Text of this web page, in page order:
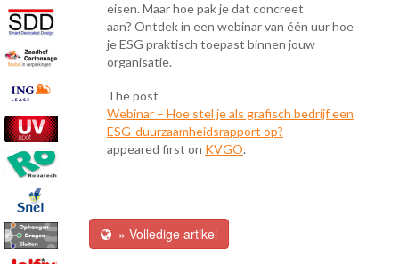
eisen. Maar hoe pak je dat concreet
aan? Ontdek in een webinar van één uur hoe
je ESG praktisch toepast binnen jouw
organisatie.
The post
Webinar – Hoe stel je als grafisch bedrijf een
ESG-duurzaamheidsrapport op?
appeared first on KVGO.
» Volledige artikel